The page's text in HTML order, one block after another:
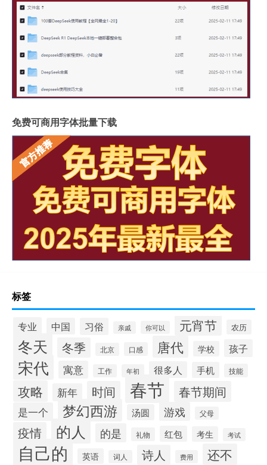
免费可商用字体批量下载
标签
专业 中国 习俗 亲戚 你可以 元宵节 农历
冬天 冬季 北京 口感 唐代 学校 孩子
宋代 寓意 工作 年初 很多人 手机 技能
攻略 新年 时间 春节 春节期间
是一个 梦幻西游 汤圆 游戏 父母
疫情 的人 的是 礼物 红包 考生 考试
自己的 英语 词人 诗人 费用 还不